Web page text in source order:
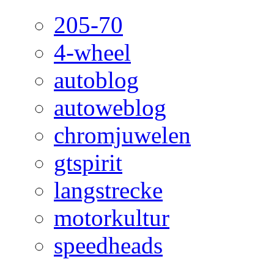
205-70
4-wheel
autoblog
autoweblog
chromjuwelen
gtspirit
langstrecke
motorkultur
speedheads